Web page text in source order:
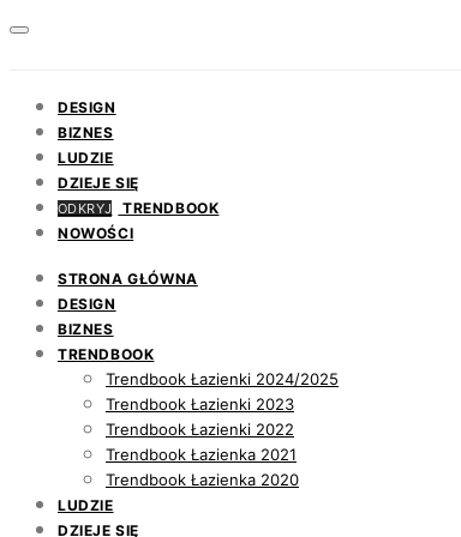
DESIGN
BIZNES
LUDZIE
DZIEJE SIĘ
ODKRYJ
TRENDBOOK
NOWOŚCI
STRONA GŁÓWNA
DESIGN
BIZNES
TRENDBOOK
Trendbook Łazienki 2024/2025
Trendbook Łazienki 2023
Trendbook Łazienki 2022
Trendbook Łazienka 2021
Trendbook Łazienka 2020
LUDZIE
DZIEJE SIĘ